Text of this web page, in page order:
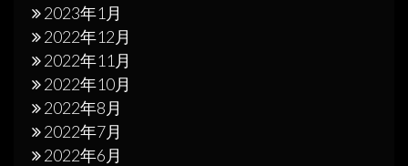
2023年1月
2022年12月
2022年11月
2022年10月
2022年8月
2022年7月
2022年6月